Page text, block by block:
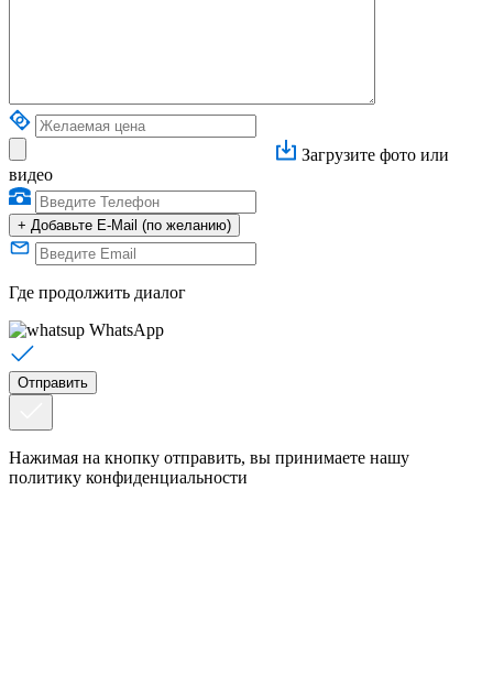
Загрузите фото или
видео
+ Добавьте E-Mail (по желанию)
Где продолжить диалог
WhatsApp
Нажимая на кнопку отправить, вы принимаете нашу
политику конфиденциальности